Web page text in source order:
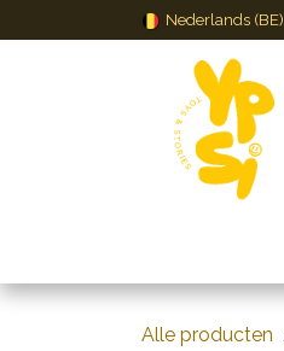
Overslaan naar inhoudNederlands (BE)
Alle producten